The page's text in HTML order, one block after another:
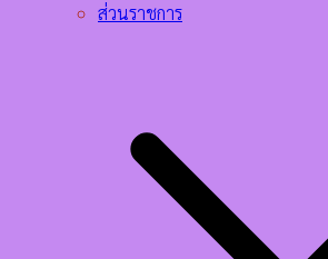
ส่วนราชการ